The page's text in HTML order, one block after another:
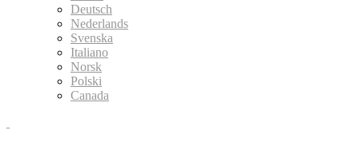
Deutsch
Nederlands
Svenska
Italiano
Norsk
Polski
Canada